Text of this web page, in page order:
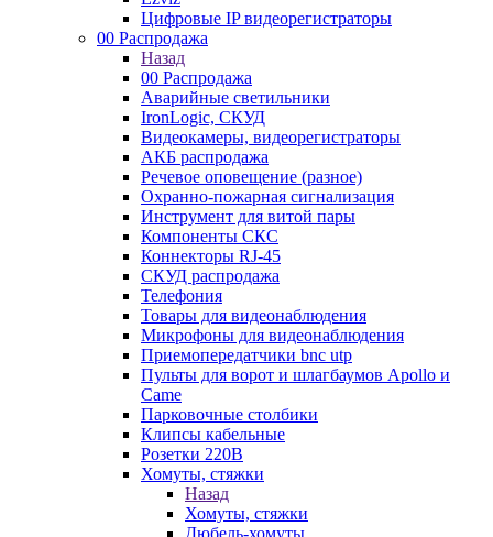
Цифровые IP видеорегистраторы
00 Распродажа
Назад
00 Распродажа
Аварийные светильники
IronLogic, СКУД
Видеокамеры, видеорегистраторы
АКБ распродажа
Речевое оповещение (разное)
Охранно-пожарная сигнализация
Инструмент для витой пары
Компоненты СКС
Коннекторы RJ-45
СКУД распродажа
Телефония
Товары для видеонаблюдения
Микрофоны для видеонаблюдения
Приемопередатчики bnc utp
Пульты для ворот и шлагбаумов Apollo и
Came
Парковочные столбики
Клипсы кабельные
Розетки 220В
Хомуты, стяжки
Назад
Хомуты, стяжки
Дюбель-хомуты